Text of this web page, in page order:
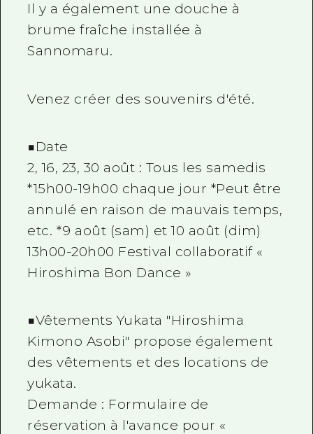
Il y a également une douche à
brume fraîche installée à
Sannomaru.
Venez créer des souvenirs d'été.
■Date
2, 16, 23, 30 août : Tous les samedis
*15h00-19h00 chaque jour *Peut être
annulé en raison de mauvais temps,
etc. *9 août (sam) et 10 août (dim)
13h00-20h00 Festival collaboratif «
Hiroshima Bon Dance »
■Vêtements Yukata "Hiroshima
Kimono Asobi" propose également
des vêtements et des locations de
yukata.
Demande : Formulaire de
réservation à l'avance pour «